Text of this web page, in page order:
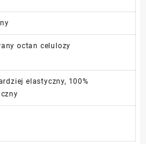
octan celulozy
elastyczny, 100%